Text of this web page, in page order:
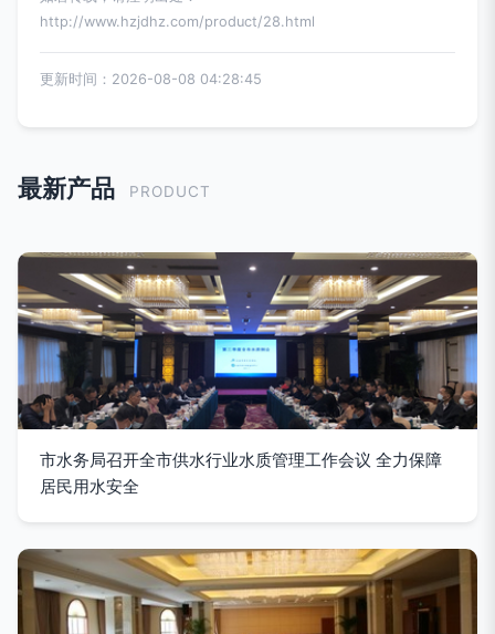
http://www.hzjdhz.com/product/28.html
更新时间：2026-08-08 04:28:45
最新产品 PRODUCT
市水务局召开全市供水行业水质管理工作会议 全力保障
居民用水安全